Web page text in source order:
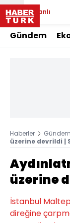
Canlı
Gündem
Haberler Gündem
üzerine devrildi |
üzerine
İstanbul
direğine